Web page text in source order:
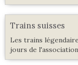
Trains suisses
Les trains
jours de